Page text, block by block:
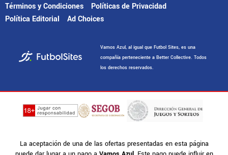
Términos y Condiciones
Políticas de Privacidad
Política Editorial
Ad Choices
Vamos Azul, al igual que Futbol Sites, es una
compañía perteneciente a Better Collective. Todos
los derechos reservados.
La aceptación de una de las ofertas presentadas en esta página